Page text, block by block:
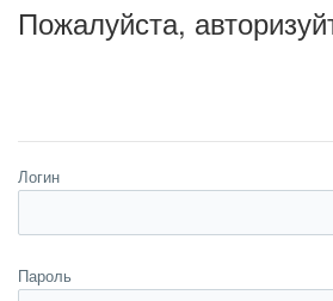
Пожалуйста,
Логин
Пароль